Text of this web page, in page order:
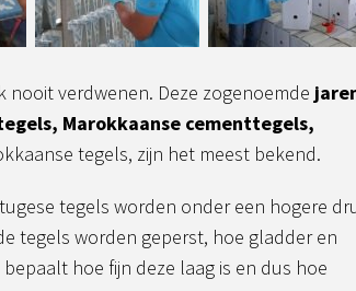
verdwenen. Deze zogenoemde
Marokkaanse cementtegels,
tegels, zijn het meest bekend.
tegels worden onder een hogere
tegels worden geperst, hoe gladder en
hoe fijn deze laag is en dus hoe